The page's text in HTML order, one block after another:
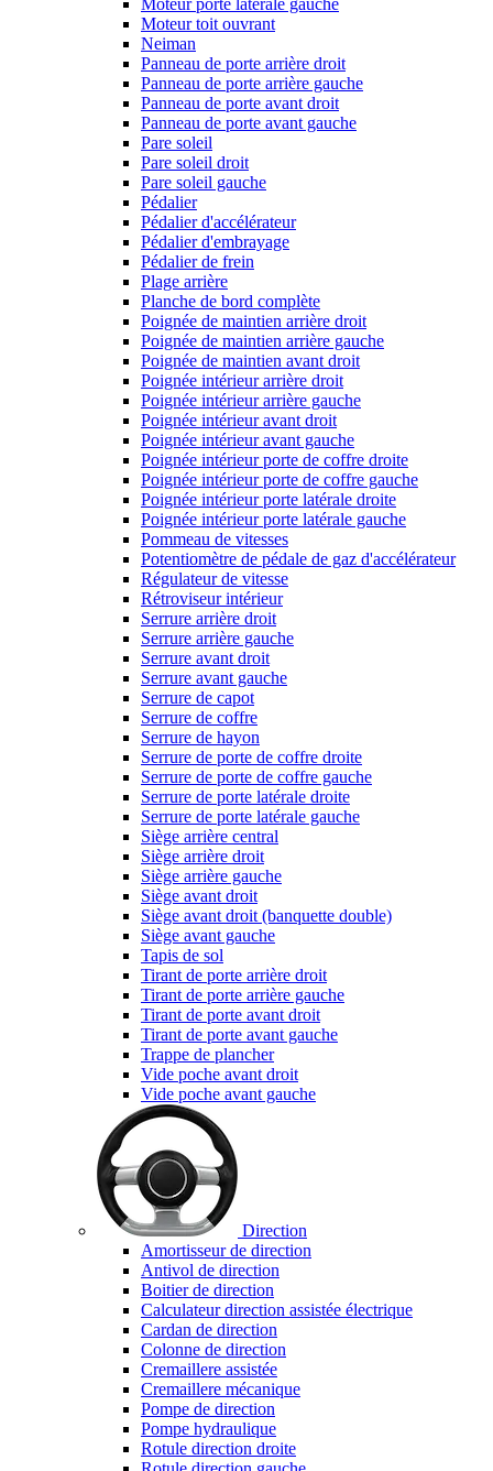
Moteur porte latérale gauche
Moteur toit ouvrant
Neiman
Panneau de porte arrière droit
Panneau de porte arrière gauche
Panneau de porte avant droit
Panneau de porte avant gauche
Pare soleil
Pare soleil droit
Pare soleil gauche
Pédalier
Pédalier d'accélérateur
Pédalier d'embrayage
Pédalier de frein
Plage arrière
Planche de bord complète
Poignée de maintien arrière droit
Poignée de maintien arrière gauche
Poignée de maintien avant droit
Poignée intérieur arrière droit
Poignée intérieur arrière gauche
Poignée intérieur avant droit
Poignée intérieur avant gauche
Poignée intérieur porte de coffre droite
Poignée intérieur porte de coffre gauche
Poignée intérieur porte latérale droite
Poignée intérieur porte latérale gauche
Pommeau de vitesses
Potentiomètre de pédale de gaz d'accélérateur
Régulateur de vitesse
Rétroviseur intérieur
Serrure arrière droit
Serrure arrière gauche
Serrure avant droit
Serrure avant gauche
Serrure de capot
Serrure de coffre
Serrure de hayon
Serrure de porte de coffre droite
Serrure de porte de coffre gauche
Serrure de porte latérale droite
Serrure de porte latérale gauche
Siège arrière central
Siège arrière droit
Siège arrière gauche
Siège avant droit
Siège avant droit (banquette double)
Siège avant gauche
Tapis de sol
Tirant de porte arrière droit
Tirant de porte arrière gauche
Tirant de porte avant droit
Tirant de porte avant gauche
Trappe de plancher
Vide poche avant droit
Vide poche avant gauche
Direction
Amortisseur de direction
Antivol de direction
Boitier de direction
Calculateur direction assistée électrique
Cardan de direction
Colonne de direction
Cremaillere assistée
Cremaillere mécanique
Pompe de direction
Pompe hydraulique
Rotule direction droite